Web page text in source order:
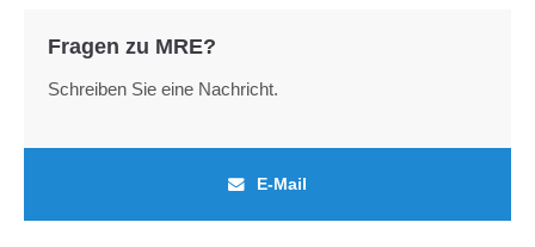
Fragen zu MRE?
Schreiben Sie eine Nachricht.
E-Mail